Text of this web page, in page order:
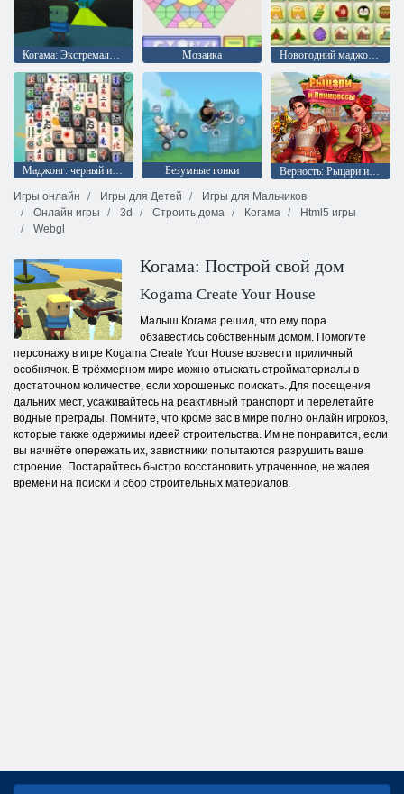
Когама: Экстремальный паркур на Хэллоуин Мозаика Новогодний маджонг: соедини пары
Безумные гонки
Верность: Рыцари и Принцессы
Игры онлайн
Игры для Детей
Игры для Мальчиков
Онлайн игры
3d Строить дома Когама
Html5 игры
Webgl
Когама: Построй свой дом
Kogama Create Your House
Малыш Когама решил, что ему пора
обзавестись собственным домом. Помогите
персонажу в игре Kogama Create Your House возвести приличный
особнячок. В трёхмерном мире можно отыскать стройматериалы в
достаточном количестве, если хорошенько поискать. Для посещения
дальних мест, усаживайтесь на реактивный транспорт и перелетайте
водные преграды. Помните, что кроме вас в мире полно онлайн игроков,
которые также одержимы идеей строительства. Им не понравится, если
вы начнёте опережать их, завистники попытаются разрушить ваше
строение. Постарайтесь быстро восстановить утраченное, не жалея
времени на поиски и сбор строительных материалов.